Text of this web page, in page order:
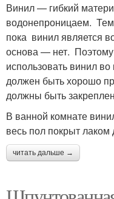
Винил — гибкий
водонепроницаем. Тем
пока винил является
основа — нет.
использовать винил
должен быть хорошо
должны быть
В ванной комнате
весь пол покрыт
читать дальше →